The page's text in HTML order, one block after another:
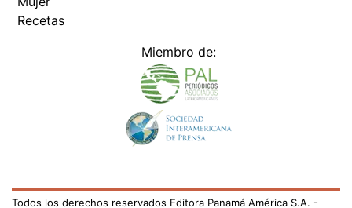
Recetas
Miembro de:
Todos los derechos reservados Editora Panamá América S.A. -